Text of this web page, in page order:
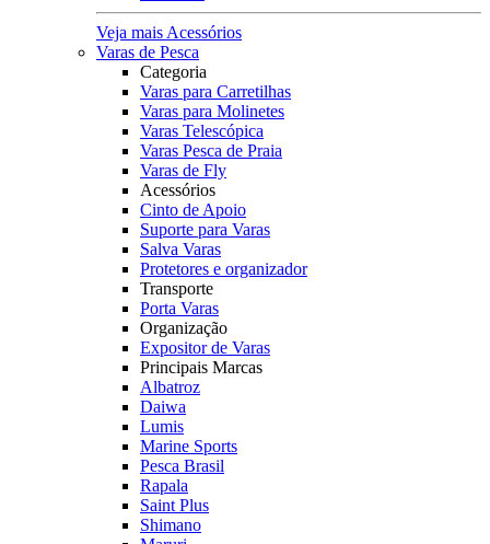
Veja mais Acessórios
Varas de Pesca
Categoria
Varas para Carretilhas
Varas para Molinetes
Varas Telescópica
Varas Pesca de Praia
Varas de Fly
Acessórios
Cinto de Apoio
Suporte para Varas
Salva Varas
Protetores e organizador
Transporte
Porta Varas
Organização
Expositor de Varas
Principais Marcas
Albatroz
Daiwa
Lumis
Marine Sports
Pesca Brasil
Rapala
Saint Plus
Shimano